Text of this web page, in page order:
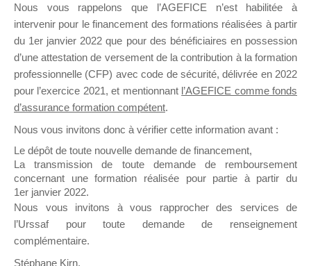
Ce groupe est destiné aux Organismes de
Formation qui souhaitent répondre à l’Appel à
Propositions Mallette du Dirigeant.
Ce groupe propose un forum dédié au support
sur lequel il est possible de laisser un message
ou poser une question.
NB : Il est nécessaire d’être
pouvoir rejoindre ce groupe
Nous vous rappelons que l’AGEFICE n’est habilitée à
intervenir pour le financement des formations réalisées à partir
du 1er janvier 2022 que pour des bénéficiaires en possession
d’une attestation de versement de la contribution à la formation
professionnelle (CFP) avec code de sécurité, délivrée en 2022
pour l’exercice 2021, et mentionnant l’AGEFICE comme fonds
d’assurance formation compétent.
Nous vous invitons donc à vérifier cette information avant :
Le dépôt de toute nouvelle demande de financement,
La transmission de toute demande de remboursement
concernant une formation réalisée pour partie à partir du
1er janvier 2022.
Nous vous invitons à vous rapprocher des services de
l’Urssaf pour toute demande de renseignement
complémentaire.
Stéphane Kirn,